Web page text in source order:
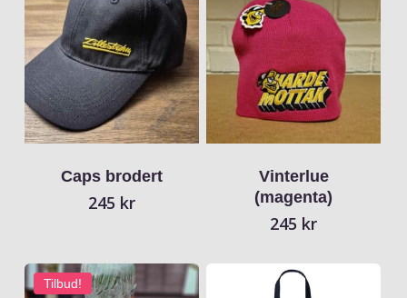
Caps brodert
245 kr
Vinterlue
(magenta)
245 kr
Tilbud!